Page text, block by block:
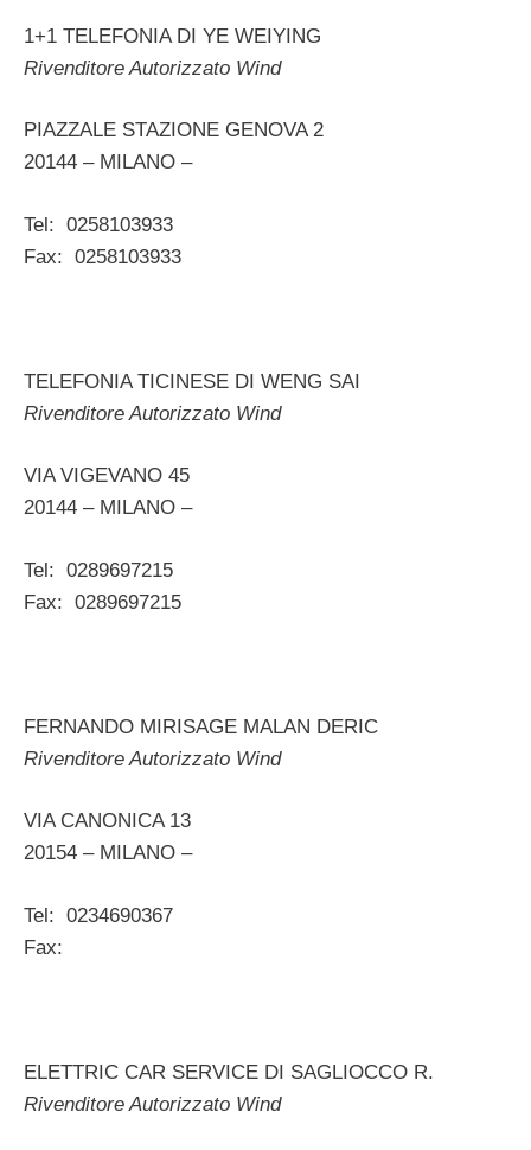
1+1 TELEFONIA DI YE WEIYING
Rivenditore Autorizzato Wind
PIAZZALE STAZIONE GENOVA 2
20144 – MILANO –
Tel: 0258103933
Fax: 0258103933
TELEFONIA TICINESE DI WENG SAI
Rivenditore Autorizzato Wind
VIA VIGEVANO 45
20144 – MILANO –
Tel: 0289697215
Fax: 0289697215
FERNANDO MIRISAGE MALAN DERIC
Rivenditore Autorizzato Wind
VIA CANONICA 13
20154 – MILANO –
Tel: 0234690367
Fax:
ELETTRIC CAR SERVICE DI SAGLIOCCO R.
Rivenditore Autorizzato Wind